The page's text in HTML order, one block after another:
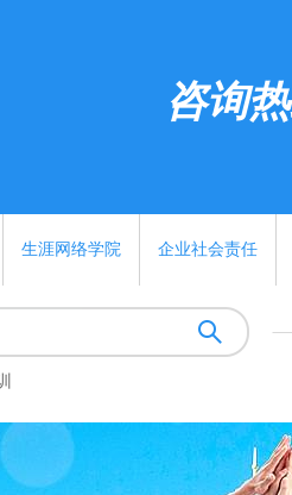
咨询
生涯网络学院 企业社会责任